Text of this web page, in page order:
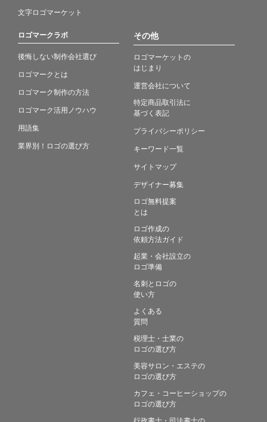
文字ロゴマーケット
ロゴマークラボ
後悔しない制作会社選び
ロゴマークとは
ロゴマーク制作の方法
ロゴマーク活用ノウハウ
用語集
業界別！ロゴの選び方
その他
ロゴマーケットの
はじまり
運営会社について
特定商品取引法に
基づく表記
プライバシーポリシー
キーワード一覧
サイトマップ
デザイナー募集
ロゴ無料提案
とは
ロゴ作成の
依頼方法ガイド
起業・会社設立の
ロゴ準備
名刺とロゴの
使い方
よくある
質問
税理士・士業の
ロゴの選び方
美容サロン・エステの
ロゴの選び方
カフェ・コーヒーショップの
ロゴの選び方
行政書士・司法書士の